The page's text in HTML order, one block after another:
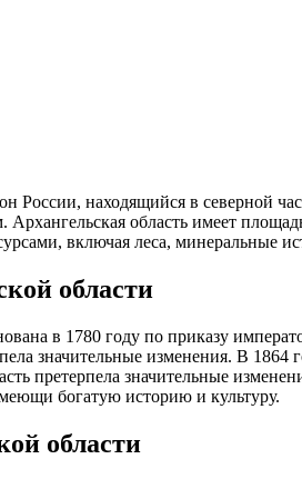
России, находящийся в северной
область имеет
включая леса, минеральные
области
в 1780 году по приказу
значительные изменения. В
претерпела значительные
богатую историю и культуру.
области